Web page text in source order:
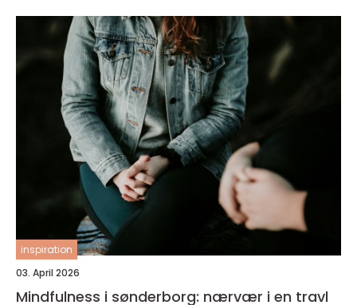
inspiration
03. April 2026
Mindfulness i sønderborg: nærvær i en travl